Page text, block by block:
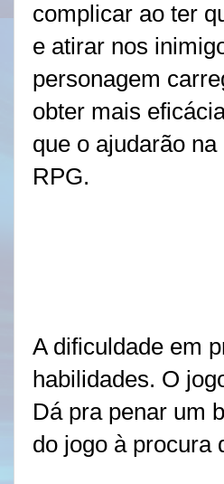
complicar ao ter
e atirar nos
personagem
obter mais
que o ajudarão
RPG.
A dificuldade em
habilidades. O
Dá pra penar um
do jogo à procura